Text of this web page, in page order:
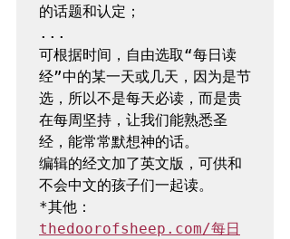
的话题和认定；
...
可根据时间，自由选取“每日读
经”中的某一天或几天，因为是节
选，所以不是每天必读，而是贵
在每周坚持，让我们能熟悉圣
经，能常常默想神的话。
编辑的经文加了英文版，可供和
*其他：
thedoorofsheep.com/每日